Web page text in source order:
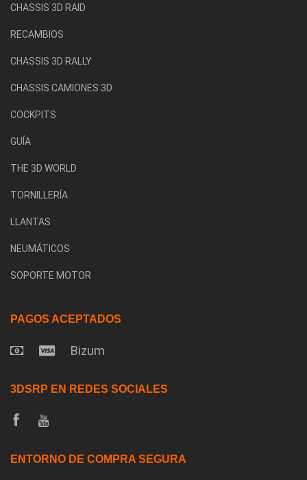
CHASSIS 3D RAID
RECAMBIOS
CHASSIS 3D RALLY
CHASSIS CAMIONES 3D
COCKPITS
GUÍA
THE 3D WORLD
TORNILLERÍA
LLANTAS
NEUMÁTICOS
SOPORTE MOTOR
PAGOS ACEPTADOS
Bizum
3DSRP EN REDES SOCIALES
ENTORNO DE COMPRA SEGURA